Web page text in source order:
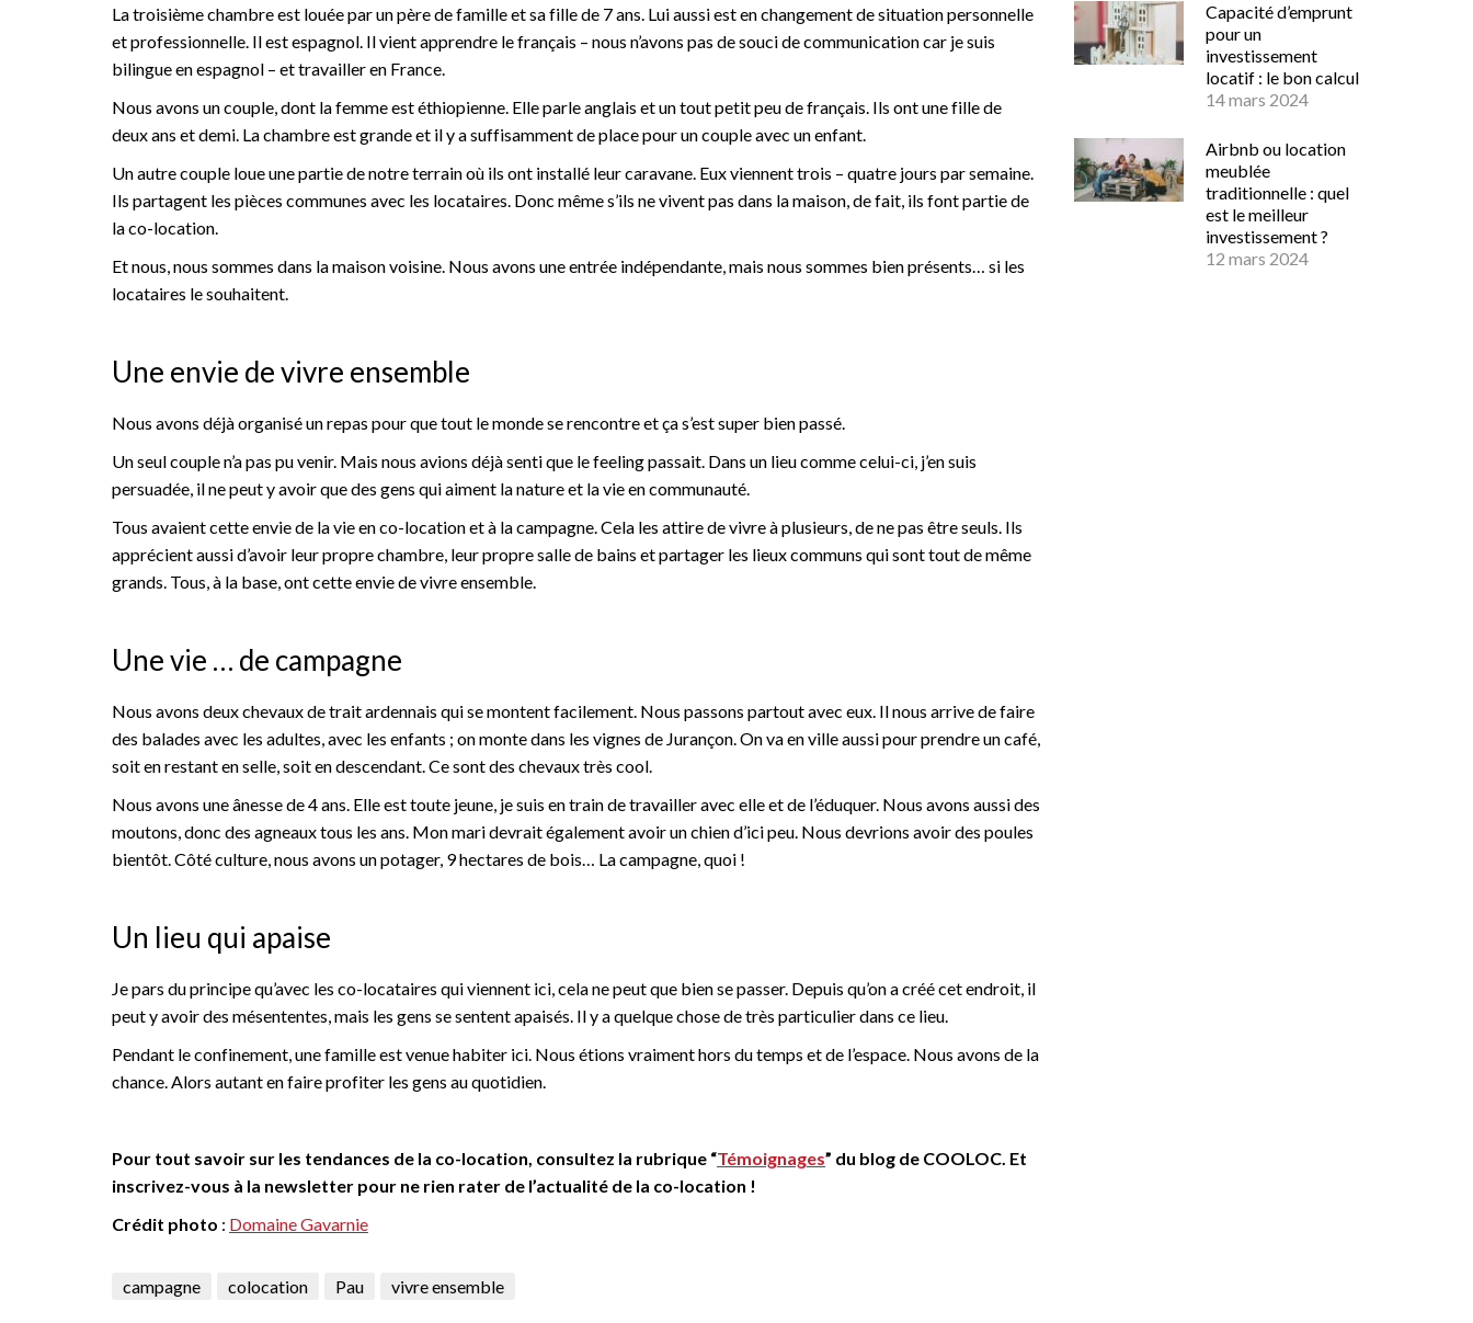
La troisième chambre est louée par un père de famille et sa fille de 7 ans. Lui aussi est en changement de situation personnelle
et professionnelle. Il est espagnol. Il vient apprendre le français – nous n’avons pas de souci de communication car je suis
bilingue en espagnol – et travailler en France.
Nous avons un couple, dont la femme est éthiopienne. Elle parle anglais et un tout petit peu de français. Ils ont une fille de
deux ans et demi. La chambre est grande et il y a suffisamment de place pour un couple avec un enfant.
Un autre couple loue une partie de notre terrain où ils ont installé leur caravane. Eux viennent trois – quatre jours par semaine.
Ils partagent les pièces communes avec les locataires. Donc même s’ils ne vivent pas dans la maison, de fait, ils font partie de
la co-location.
Et nous, nous sommes dans la maison voisine. Nous avons une entrée indépendante, mais nous sommes bien présents… si les
locataires le souhaitent.
Une envie de vivre ensemble
Nous avons déjà organisé un repas pour que tout le monde se rencontre et ça s’est super bien passé.
Un seul couple n’a pas pu venir. Mais nous avions déjà senti que le feeling passait. Dans un lieu comme celui-ci, j’en suis
persuadée, il ne peut y avoir que des gens qui aiment la nature et la vie en communauté.
Tous avaient cette envie de la vie en co-location et à la campagne. Cela les attire de vivre à plusieurs, de ne pas être seuls. Ils
apprécient aussi d’avoir leur propre chambre, leur propre salle de bains et partager les lieux communs qui sont tout de même
grands. Tous, à la base, ont cette envie de vivre ensemble.
Une vie … de campagne
Nous avons deux chevaux de trait ardennais qui se montent facilement. Nous passons partout avec eux. Il nous arrive de faire
des balades avec les adultes, avec les enfants ; on monte dans les vignes de Jurançon. On va en ville aussi pour prendre un café,
soit en restant en selle, soit en descendant. Ce sont des chevaux très cool.
Nous avons une ânesse de 4 ans. Elle est toute jeune, je suis en train de travailler avec elle et de l’éduquer. Nous avons aussi des
moutons, donc des agneaux tous les ans. Mon mari devrait également avoir un chien d’ici peu. Nous devrions avoir des poules
bientôt. Côté culture, nous avons un potager, 9 hectares de bois… La campagne, quoi !
Un lieu qui apaise
Je pars du principe qu’avec les co-locataires qui viennent ici, cela ne peut que bien se passer. Depuis qu’on a créé cet endroit, il
peut y avoir des mésententes, mais les gens se sentent apaisés. Il y a quelque chose de très particulier dans ce lieu.
Pendant le confinement, une famille est venue habiter ici. Nous étions vraiment hors du temps et de l’espace. Nous avons de la
chance. Alors autant en faire profiter les gens au quotidien.
Pour tout savoir sur les tendances de la co-location, consultez la rubrique “Témoignages” du blog de COOLOC. Et
inscrivez-vous à la newsletter pour ne rien rater de l’actualité de la co-location !
Crédit photo : Domaine Gavarnie
campagne colocation Pau vivre ensemble
Capacité d’emprunt
pour un
investissement
locatif : le bon calcul
14 mars 2024
Airbnb ou location
meublée
traditionnelle : quel
est le meilleur
investissement ?
12 mars 2024